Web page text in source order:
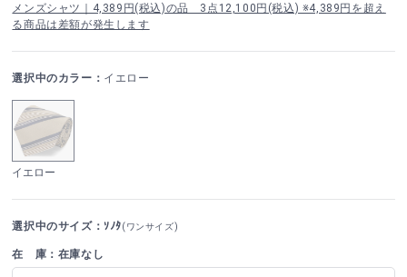
メンズシャツ｜4,389円(税込)の品 3点12,100円(税込) ※4,389円を超え
る商品は差額が発生します
選択中のカラー： イエロー
イエロー
選択中のサイズ：ｿﾉﾀ(ワンサイズ)
在 庫：在庫なし